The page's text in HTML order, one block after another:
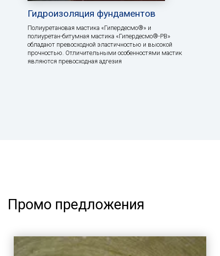
Гидроизоляция фундаментов
Полиуретановая мастика «Гипердесмо®» и
полиуретан-битумная мастика «Гипердесмо®-РВ»
обладают превосходной эластичностью и высокой
прочностью. Отличительными особенностями мастик
являются превосходная адгезия
Промо предложения